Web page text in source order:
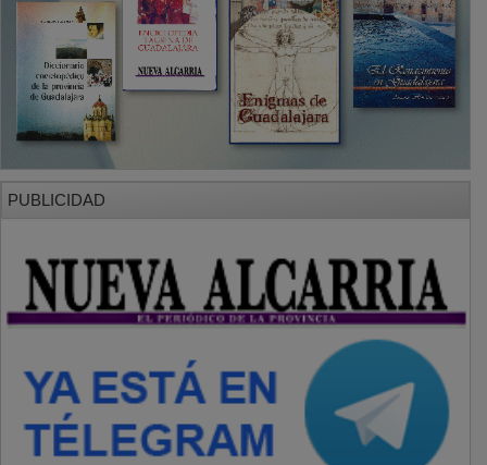
PUBLICIDAD